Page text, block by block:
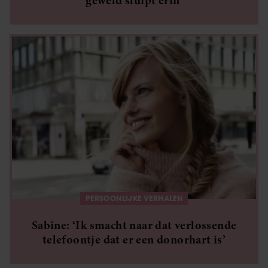
PERSOONLIJKE VERHALEN
Sabine: ‘Ik smacht naar dat verlossende
telefoontje dat er een donorhart is’